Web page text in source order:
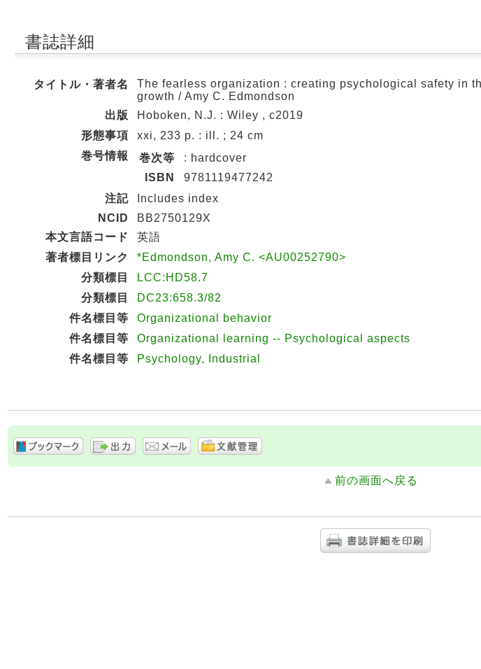
書誌詳細
タイトル・著者名
The fearless organization : creating psychological safety in
growth / Amy C. Edmondson
出版
Hoboken, N.J. : Wiley , c2019
形態事項
xxi, 233 p. : ill. ; 24 cm
巻号情報
巻次等
: hardcover
ISBN
9781119477242
注記
Includes index
NCID
BB2750129X
本文言語コード
英語
著者標目リンク
*Edmondson, Amy C. <AU00252790>
分類標目
LCC:HD58.7
分類標目
DC23:658.3/82
件名標目等
Organizational behavior
件名標目等
Organizational learning -- Psychological aspects
件名標目等
Psychology, Industrial
前の画面へ戻る